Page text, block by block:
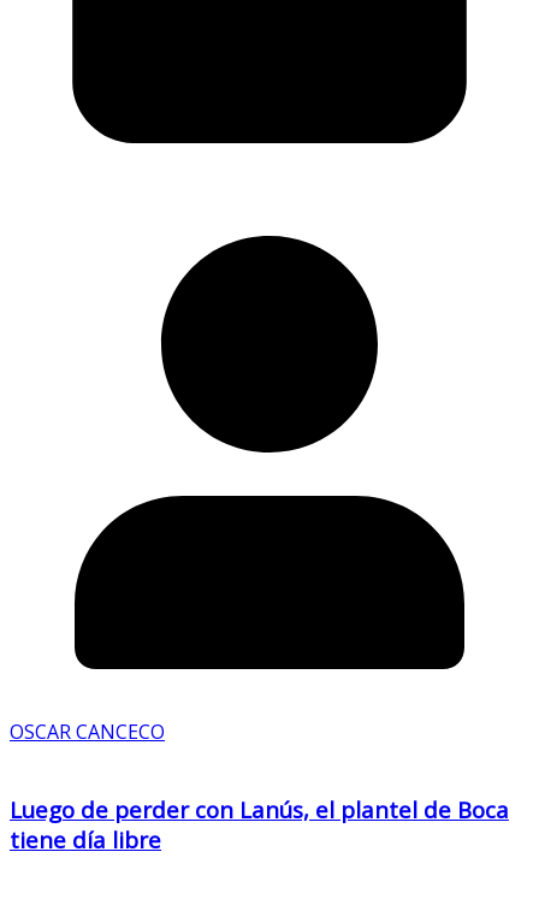
OSCAR CANCECO
Luego de perder con Lanús, el plantel de Boca
tiene día libre